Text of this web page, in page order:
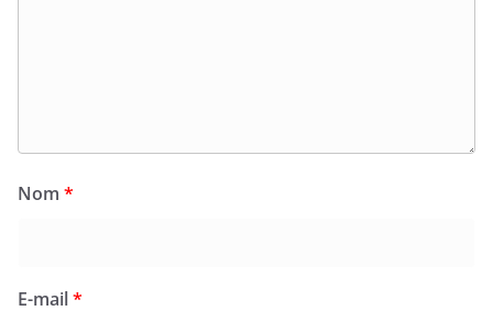
Nom *
E-mail*